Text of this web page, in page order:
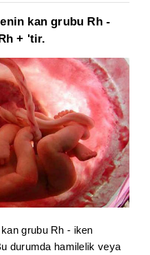
kan grubu Rh -
+ 'tir.
grubu Rh - iken
durumda hamilelik veya